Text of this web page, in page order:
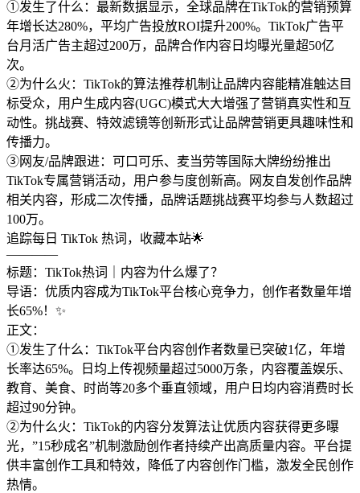
①发生了什么：最新数据显示，全球品牌在TikTok的营销预算
年增长达280%，平均广告投放ROI提升200%。TikTok广告平
台月活广告主超过200万，品牌合作内容日均曝光量超50亿
次。
②为什么火：TikTok的算法推荐机制让品牌内容能精准触达目
标受众，用户生成内容(UGC)模式大大增强了营销真实性和互
动性。挑战赛、特效滤镜等创新形式让品牌营销更具趣味性和
传播力。
③网友/品牌跟进：可口可乐、麦当劳等国际大牌纷纷推出
TikTok专属营销活动，用户参与度创新高。网友自发创作品牌
相关内容，形成二次传播，品牌话题挑战赛平均参与人数超过
100万。
追踪每日 TikTok 热词，收藏本站🌟
————
标题：TikTok热词｜内容为什么爆了？
导语：优质内容成为TikTok平台核心竞争力，创作者数量年增
长65%！✨
正文：
①发生了什么：TikTok平台内容创作者数量已突破1亿，年增
长率达65%。日均上传视频量超过5000万条，内容覆盖娱乐、
教育、美食、时尚等20多个垂直领域，用户日均内容消费时长
超过90分钟。
②为什么火：TikTok的内容分发算法让优质内容获得更多曝
光，”15秒成名”机制激励创作者持续产出高质量内容。平台提
供丰富创作工具和特效，降低了内容创作门槛，激发全民创作
热情。